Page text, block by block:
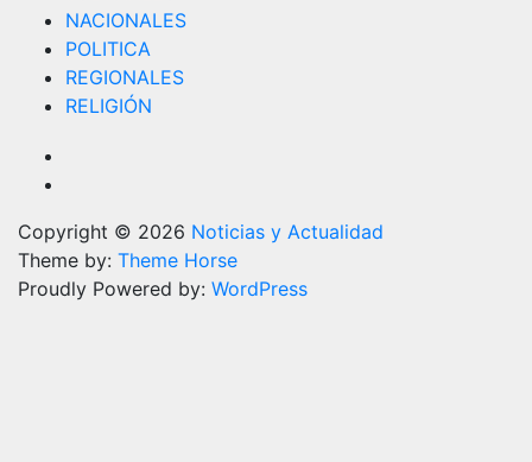
NACIONALES
POLITICA
REGIONALES
RELIGIÓN
Copyright © 2026 Noticias y Actualidad
Theme by: Theme Horse
Proudly Powered by: WordPress